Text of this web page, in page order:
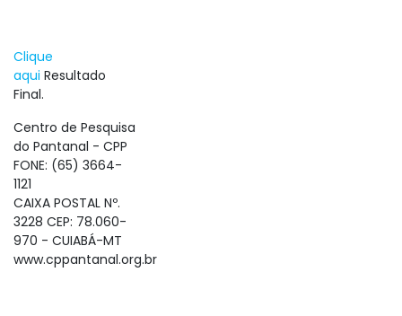
Clique
aqui Resultado
Final.
Centro de Pesquisa
do Pantanal - CPP
FONE: (65) 3664-
1121
CAIXA POSTAL Nº.
3228 CEP: 78.060-
970 - CUIABÁ-MT
www.cppantanal.org.br